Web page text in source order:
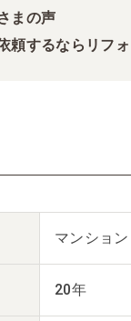
まの声
頼するならリフ
マンション
20年